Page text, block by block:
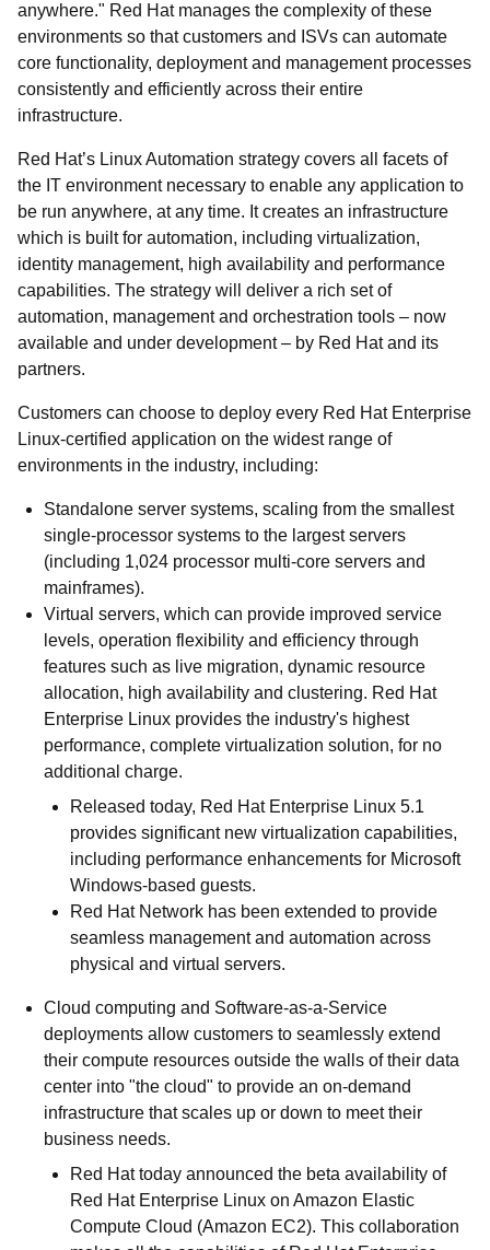
anywhere." Red Hat manages the complexity of these
environments so that customers and ISVs can automate
core functionality, deployment and management processes
consistently and efficiently across their entire
infrastructure.
Red Hat’s Linux Automation strategy covers all facets of
the IT environment necessary to enable any application to
be run anywhere, at any time. It creates an infrastructure
which is built for automation, including virtualization,
identity management, high availability and performance
capabilities. The strategy will deliver a rich set of
automation, management and orchestration tools – now
available and under development – by Red Hat and its
partners.
Customers can choose to deploy every Red Hat Enterprise
Linux-certified application on the widest range of
environments in the industry, including:
Standalone server systems, scaling from the smallest
single-processor systems to the largest servers
(including 1,024 processor multi-core servers and
mainframes).
Virtual servers, which can provide improved service
levels, operation flexibility and efficiency through
features such as live migration, dynamic resource
allocation, high availability and clustering. Red Hat
Enterprise Linux provides the industry's highest
performance, complete virtualization solution, for no
additional charge.
Released today, Red Hat Enterprise Linux 5.1
provides significant new virtualization capabilities,
including performance enhancements for Microsoft
Windows-based guests.
Red Hat Network has been extended to provide
seamless management and automation across
physical and virtual servers.
Cloud computing and Software-as-a-Service
deployments allow customers to seamlessly extend
their compute resources outside the walls of their data
center into "the cloud" to provide an on-demand
infrastructure that scales up or down to meet their
business needs.
Red Hat today announced the beta availability of
Red Hat Enterprise Linux on Amazon Elastic
Compute Cloud (Amazon EC2). This collaboration